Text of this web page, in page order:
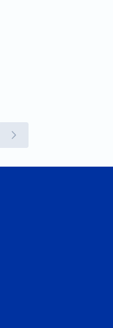
Spoiler 570mm